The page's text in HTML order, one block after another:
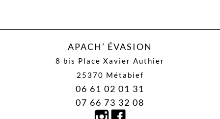
APACH’ ÉVASION
8 bis Place Xavier Authier
25370 Métabief
06 61 02 01 31
07 66 73 32 08